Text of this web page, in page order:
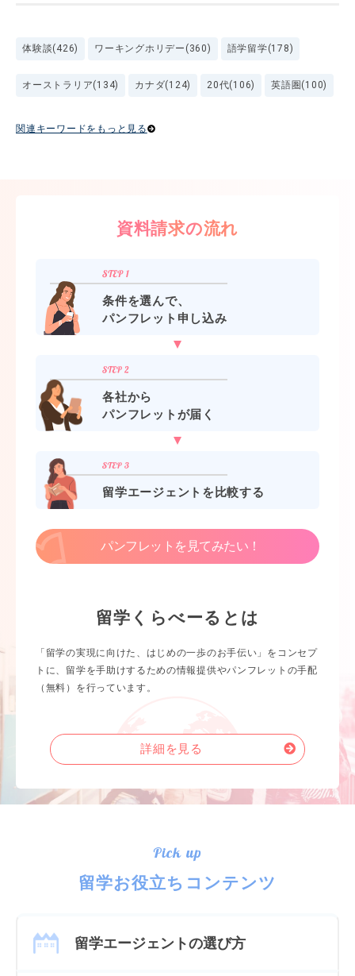
体験談(426) ワーキングホリデー(360) 語学留学(178)
オーストラリア(134) カナダ(124) 20代(106) 英語圏(100)
関連キーワードをもっと見る
資料請求の流れ
条件を選んで、
パンフレット申し込み
各社から
パンフレットが届く
留学エージェントを比較する
パンフレットを見てみたい！
留学くらべーるとは
「留学の実現に向けた、はじめの一歩のお手伝い」をコンセプ
トに、留学を手助けするための情報提供やパンフレットの手配
（無料）を行っています。
詳細を見る
Pick up
留学お役立ちコンテンツ
留学エージェントの選び方